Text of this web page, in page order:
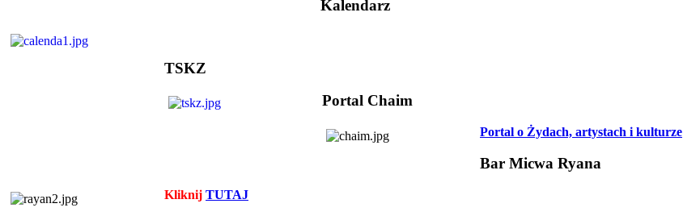
Kalendarz
TSKZ
Portal Chaim
Portal o Żydach, artystach i kulturze
Bar Micwa Ryana
Kliknij TUTAJ